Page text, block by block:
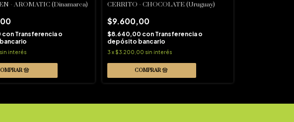
- AROMATIC (Dinamarca)
con Transferencia o
sin interés
CERRITO - CHOCOLATE (Uruguay)
$9.600,00
$8.640,00 con Transferencia o
depósito bancario
3 x $3.200,00 sin interés